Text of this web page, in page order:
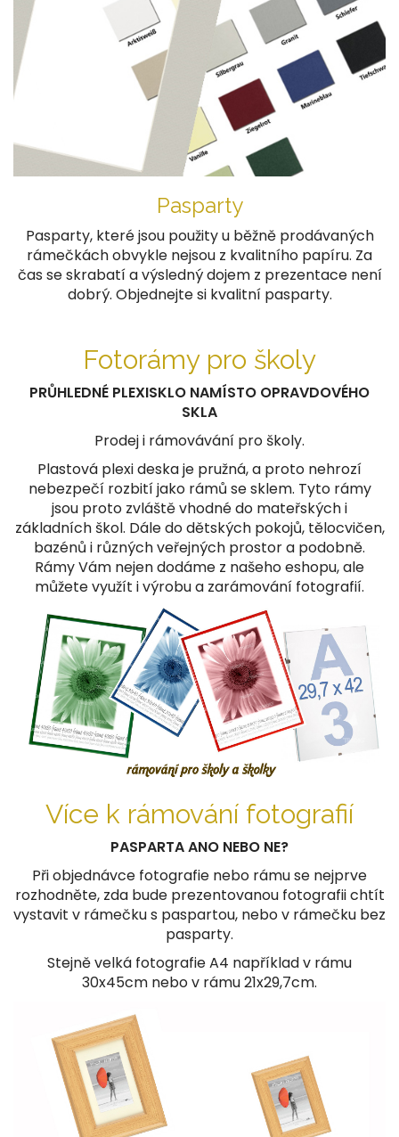
Pasparty
Pasparty, které jsou použity u běžně prodávaných
rámečkách obvykle nejsou z kvalitního papíru. Za
čas se skrabatí a výsledný dojem z prezentace není
dobrý. Objednejte si kvalitní pasparty.
Fotorámy pro školy
PRŮHLEDNÉ PLEXISKLO NAMÍSTO OPRAVDOVÉHO
SKLA
Prodej i rámovávání pro školy.
Plastová plexi deska je pružná, a proto nehrozí
nebezpečí rozbití jako rámů se sklem. Tyto rámy
jsou proto zvláště vhodné do mateřských i
základních škol. Dále do dětských pokojů, tělocvičen,
bazénů i různých veřejných prostor a podobně.
Rámy Vám nejen dodáme z našeho eshopu, ale
můžete využít i výrobu a zarámování fotografií.
Více k rámování fotografií
PASPARTA ANO NEBO NE?
Při objednávce fotografie nebo rámu se nejprve
rozhodněte, zda bude prezentovanou fotografii chtít
vystavit v rámečku s paspartou, nebo v rámečku bez
pasparty.
Stejně velká fotografie A4 například v rámu
30x45cm nebo v rámu 21x29,7cm.